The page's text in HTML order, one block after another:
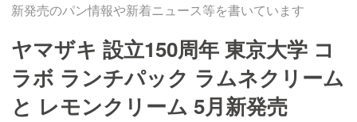
新発売のパン情報や新着ニュース等を書いています
ヤマザキ 設立150周年 東京大学 コ
ラボ ランチパック ラムネクリーム
と レモンクリーム 5月新発売